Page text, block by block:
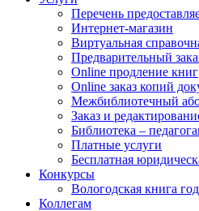
Перечень
Интернет-магазин
Виртуальная
Предварительный
Online продление книг
Online заказ копий
Межбиблиотечный
Заказ и
Библиотека –
Платные услуги
Бесплатная
Конкурсы
Вологодская книга
Коллегам